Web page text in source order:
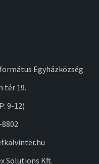
Egyházközség
tér 19.
9-12)
Solutions Kft.